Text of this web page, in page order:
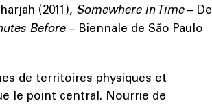
(2011), Somewhere in Time– De
Before– Biennale de São Paulo
de territoires physiques et
le point central. Nourrie de